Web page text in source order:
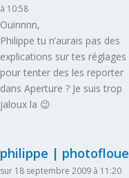
à 10:58
Ouinnnn,
Philippe tu n’aurais pas des
explications sur tes réglages
pour tenter des les reporter
dans Aperture ? Je suis trop
jaloux la 😉
philippe | photofloue
sur 18 septembre 2009 à 11:20